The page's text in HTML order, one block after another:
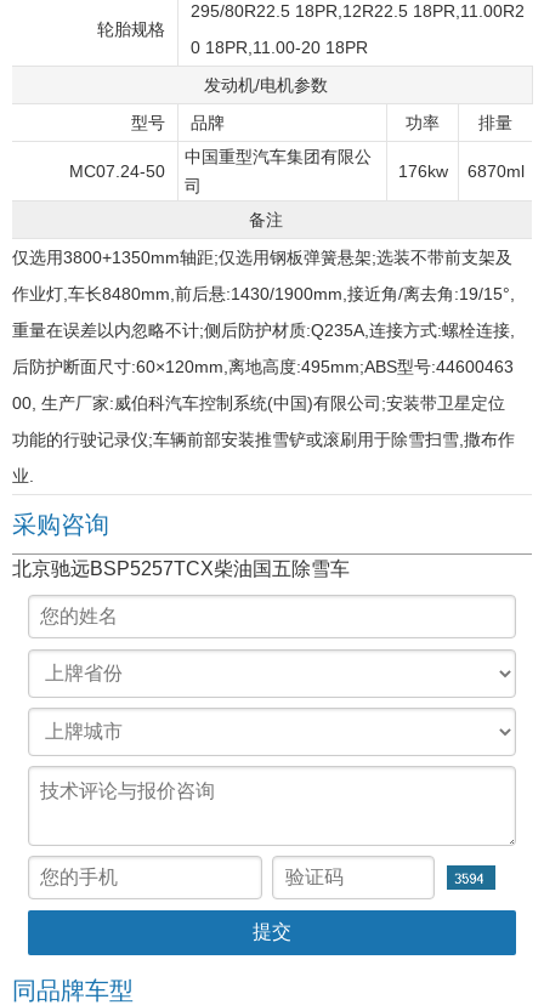
轮胎规格
295/80R22.5 18PR,12R22.5 18PR,11.00R2
0 18PR,11.00-20 18PR
发动机/电机参数
型号
品牌 功率 排量
MC07.24-50
中国重型汽车集团有限公
司
176kw 6870ml
备注
仅选用3800+1350mm轴距;仅选用钢板弹簧悬架;选装不带前支架及
作业灯,车长8480mm,前后悬:1430/1900mm,接近角/离去角:19/15°,
重量在误差以内忽略不计;侧后防护材质:Q235A,连接方式:螺栓连接,
后防护断面尺寸:60×120mm,离地高度:495mm;ABS型号:44600463
00, 生产厂家:威伯科汽车控制系统(中国)有限公司;安装带卫星定位
功能的行驶记录仪;车辆前部安装推雪铲或滚刷用于除雪扫雪,撒布作
业.
采购咨询
北京驰远BSP5257TCX柴油国五除雪车
同品牌车型